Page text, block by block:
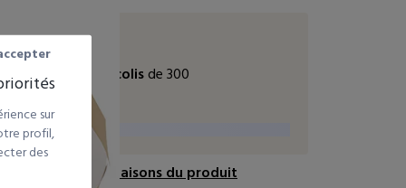
À partir de
138,13 le colisde 300
vendu à l'unité
les autres déclinaisons du produit
sur
profil,
des